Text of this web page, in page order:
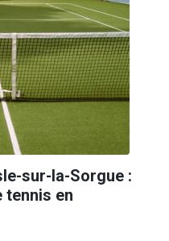
sur-la-Sorgue :
tennis en